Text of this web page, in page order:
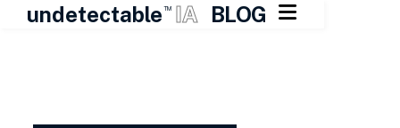
undetectable TM IA BLOG 